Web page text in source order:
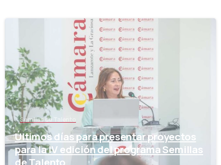
Semillas de Talento
Últimos días para presentar proyectos
para la IV edición del programa Semillas
de Talento